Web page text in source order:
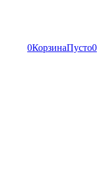
0КорзинаПусто0